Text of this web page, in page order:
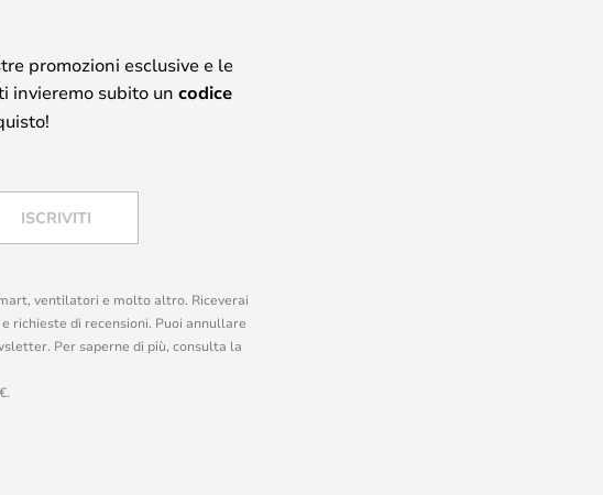
promozioni esclusive e le
invieremo subito un codice
ISCRIVITI
ventilatori e molto altro. Riceverai
richieste di recensioni. Puoi annullare
Per saperne di più, consulta la